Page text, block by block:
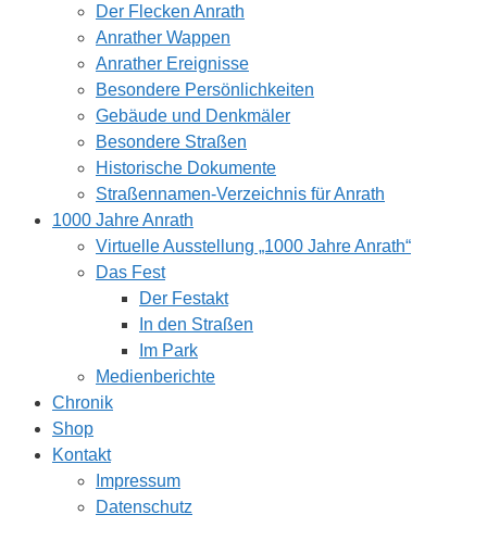
Der Flecken Anrath
Anrather Wappen
Anrather Ereignisse
Besondere Persönlichkeiten
Gebäude und Denkmäler
Besondere Straßen
Historische Dokumente
Straßennamen-Verzeichnis für Anrath
1000 Jahre Anrath
Virtuelle Ausstellung „1000 Jahre Anrath“
Das Fest
Der Festakt
In den Straßen
Im Park
Medienberichte
Chronik
Shop
Kontakt
Impressum
Datenschutz